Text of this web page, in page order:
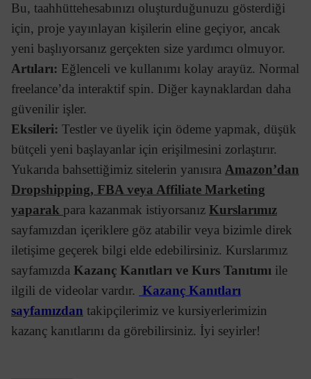
Bu, taahhüttehesabınızı oluşturduğunuzu gösterdiği
için, proje yayınlayan kişilerin eline geçiyor, ancak
yeni başlıyorsanız gerçekten size yardımcı olmuyor.
Artıları: Eğlenceli ve kullanımı kolay arayüz. Normal
freelance’da interaktif spin. Diğer kaynaklardan daha
güvenilir işler.
Eksileri: Testler ve üyelik için ödeme yapmak, düşük
bütçeli yeni başlayanlar için erişilmesini zorlaştırır.
Yukarıda bahsettiğimiz sitelerin yanısıra Amazon’dan
Dropshipping, FBA veya Affiliate Marketing
yaparak para kazanmak istiyorsanız Kurslarımız
sayfamızdan içeriklere göz atabilir veya bizimle direk
iletişime geçerek bilgi elde edebilirsiniz. Kurslarımız
sayfamızda Kazanç Kanıtları ve Kurs Tanıtımı ile
ilgili de videolar vardır. Kazanç Kanıtları
sayfamızdan takipçilerimiz ve kursiyerlerimizin
kazanç kanıtlarını da görebilirsiniz. İyi seyirler!